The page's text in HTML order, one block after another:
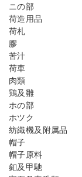
ニの部
荷造用品
荷札
膠
苦汁
荷車
肉類
鶏及雛
ホの部
ホツク
紡織機及附属品
帽子
帽子原料
釦及甲馳